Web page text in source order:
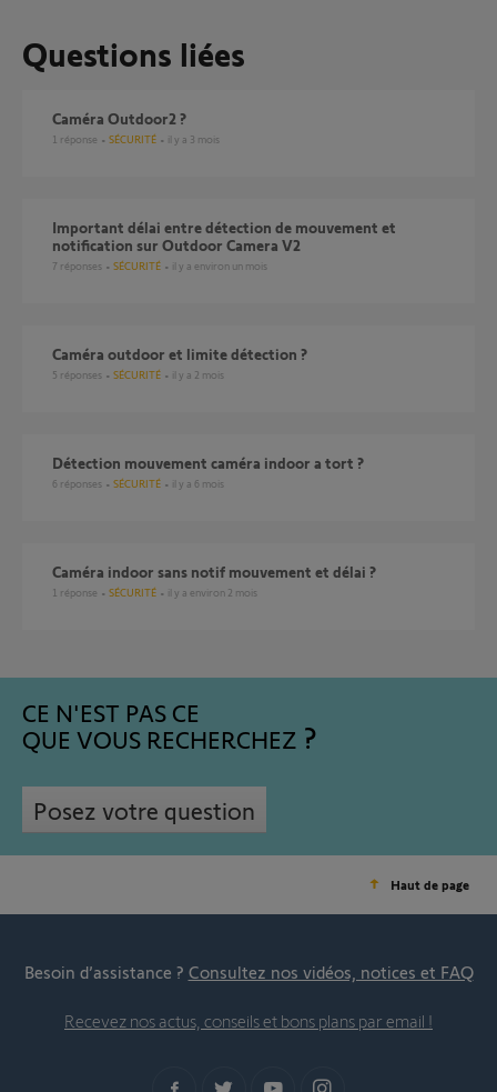
Questions liées
Caméra Outdoor2 ?
1 réponse SÉCURITÉ il y a 3 mois
Important délai entre détection de mouvement et
notification sur Outdoor Camera V2
7 réponses SÉCURITÉ il y a environ un mois
Caméra outdoor et limite détection ?
5 réponses SÉCURITÉ il y a 2 mois
Détection mouvement caméra indoor a tort ?
6 réponses SÉCURITÉ il y a 6 mois
Caméra indoor sans notif mouvement et délai ?
1 réponse SÉCURITÉ il y a environ 2 mois
CE N'EST PAS CE
QUE VOUS RECHERCHEZ
Posez votre question
Haut de page
Besoin d’assistance ? Consultez nos vidéos, notices et FAQ
Recevez nos actus, conseils et bons plans par email !